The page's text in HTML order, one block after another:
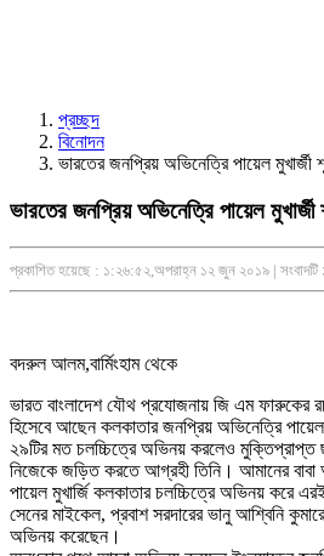
প্রচ্ছদ
বিনোদন
ভারতের জনপ্রিয় অভিনেত্রি পায়েল মুখার্জী
ভারতের জনপ্রিয় অভিনেত্রি পায়েল
প্রকাশিত হয়েছে : ১:২৬:৫২,অপরাহ্ন ১২ জুন ২০১৯ | সংবাদটি
বদরুল আলম,বার্মিংহাম থেকে
ভারত বাংলাদেশ যৌথ প্রযোজনায় জি এম ফারুকের
হিসেবে আছেন কলকাতার জনপ্রিয় অভিনেত্রি
২৯টির মত চলচ্চিত্রে অভিনয় করলেও মুক্তিপ্রাপ্ত
নিজেকে জড়িত করতে আগ্রহী তিনি। আমানের বাবা
পায়েল মুখার্জি কলকাতার চলচ্চিত্রে অভিনয় করে
সেনের মাইকেল, প্রবাশ সরদারের ভানু আশ্বিনি
অভিনয় করেছেন।